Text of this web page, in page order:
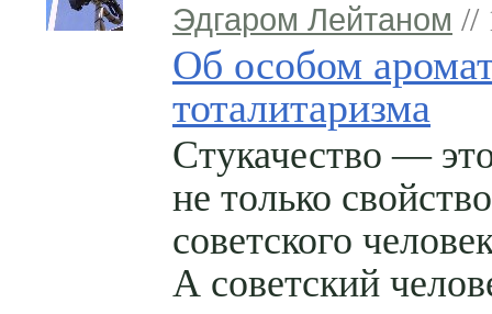
Эдгаром Лейтаном //
Об особом
тоталитаризма
Стукачество —
не только свойство
советского
А советский